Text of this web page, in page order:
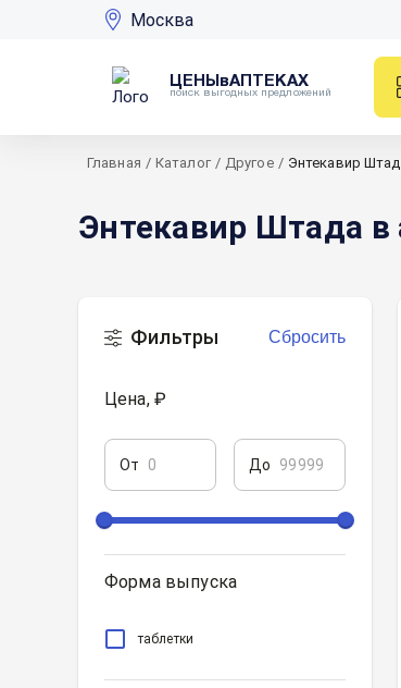
Москва
ЦЕНЫвАПТЕКАХ
поиск выгодных предложений
Главная / Каталог / Другое / Энтекавир
Энтекавир Штада
Фильтры Сбросить
Цена, ₽
От До
Форма выпуска
таблетки